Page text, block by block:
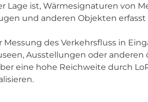
Lage ist, Wärmesignaturen von
und anderen Objekten
des Verkehrsfluss in
Ausstellungen oder
eine hohe Reichweite durch